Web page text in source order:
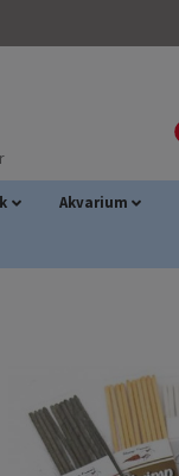
Akvarium